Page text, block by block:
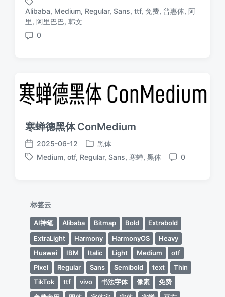
布
日
期
于
标
签
Alibaba, Medium, Regular, Sans, ttf, 免费, 普惠体, 阿
里, 阿里巴巴, 韩文
评
0
寒蝉德黑体 ConMedium
发
布
2025-06-12
发
布
黑体
标
Medium, otf, Regular, Sans, 寒蝉, 黑体
评
0
标签云
AI神笔 Alibaba Bitmap Bold
Extrabold
ExtraLight
Harmony HarmonyOS
Heavy
Huawei
IBM Italic Light Medium
otf
Pixel
Regular Sans Semibold text
Thin
TikTok
ttf vivo 书法字体 像素
免费